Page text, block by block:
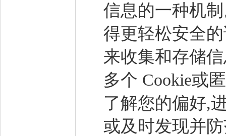
信息的一种机
得更轻松安全
来收集和存储
多个 Cookie或
了解您的偏好,
或及时发现并